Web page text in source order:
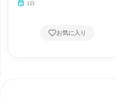
1日
お気に入り